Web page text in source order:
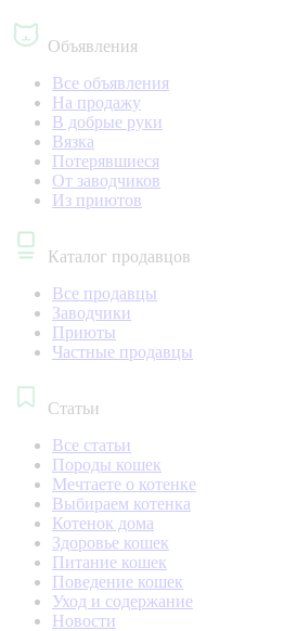
Объявления
Все объявления
На продажу
В добрые руки
Вязка
Потерявшиеся
От заводчиков
Из приютов
Каталог продавцов
Все продавцы
Заводчики
Приюты
Частные продавцы
Статьи
Все статьи
Породы кошек
Мечтаете о котенке
Выбираем котенка
Котенок дома
Здоровье кошек
Питание кошек
Поведение кошек
Уход и содержание
Новости